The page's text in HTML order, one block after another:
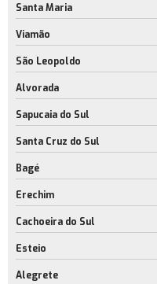
Santa Maria
Viamão
São Leopoldo
Alvorada
Sapucaia do Sul
Santa Cruz do Sul
Bagé
Erechim
Cachoeira do Sul
Esteio
Alegrete